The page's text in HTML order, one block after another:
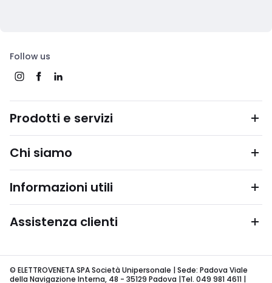
Follow us
Prodotti e servizi
Chi siamo
Informazioni utili
Assistenza clienti
© ELETTROVENETA SPA Società Unipersonale | Sede: Padova Viale
della Navigazione Interna, 48 - 35129 Padova |Tel. 049 981 4611 |